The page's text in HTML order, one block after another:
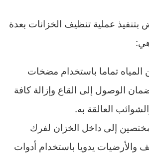
بتنفيذ عملية تنظيف الخزانات بعدة
المياه تماما باستخدام مضخات
الوصول إلى القاع وإزالة كافة
العالقة به.
إلى داخل الخزان لفرك
والأرضيات يدويا باستخدام أدوات